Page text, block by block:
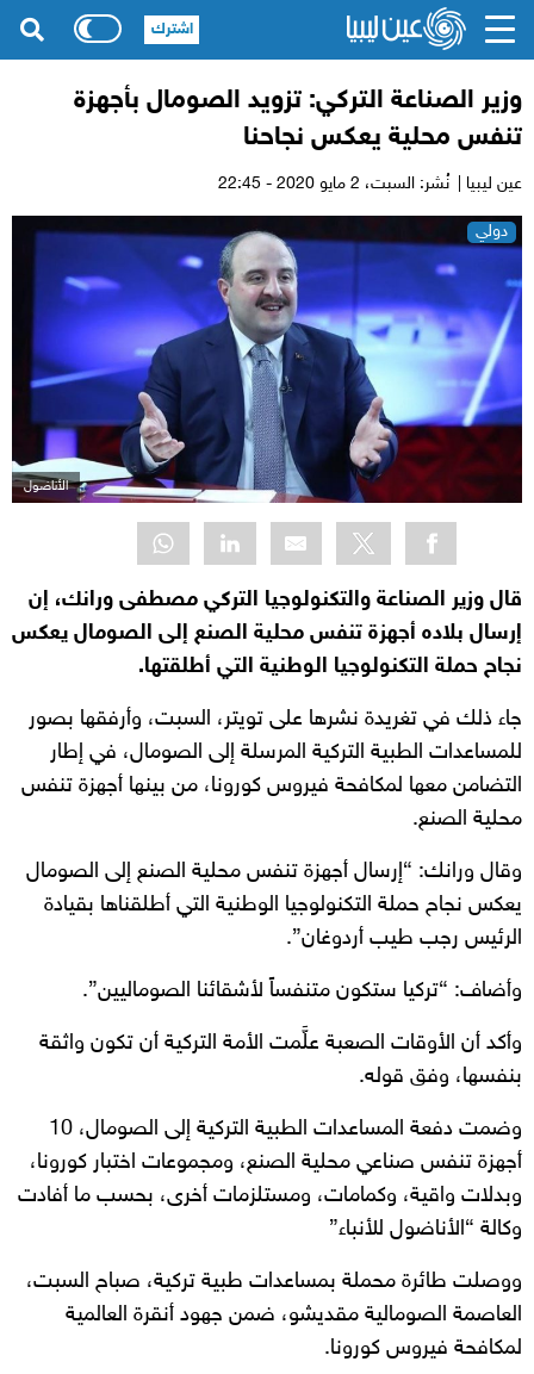
وزير الصناعة التركي: تزويد الصومال بأجهزة
تنفس محلية يعكس نجاحنا
عين ليبيا | نُشر: السبت،
دولي
الأناضول
قال وزير الصناعة والتكنولوجيا التركي مصطفى ورانك، إن
إرسال بلاده أجهزة تنفس محلية الصنع إلى الصومال يعكس
نجاح حملة التكنولوجيا الوطنية التي أطلقتها.
جاء ذلك في تغريدة نشرها على تويتر، السبت، وأرفقها بصور
للمساعدات الطبية التركية المرسلة إلى الصومال، في إطار
التضامن معها لمكافحة فيروس كورونا، من بينها أجهزة تنفس
محلية الصنع.
وقال ورانك: “إرسال أجهزة تنفس محلية الصنع إلى الصومال
يعكس نجاح حملة التكنولوجيا الوطنية التي أطلقناها بقيادة
الرئيس رجب طيب أردوغان”.
وأضاف: “تركيا ستكون متنفساً لأشقائنا الصوماليين”.
وأكد أن الأوقات الصعبة علَّمت الأمة التركية أن تكون واثقة
بنفسها، وفق قوله.
وضمت دفعة المساعدات الطبية التركية إلى الصومال، 10
أجهزة تنفس صناعي محلية الصنع، ومجموعات اختبار كورونا،
وبدلات واقية، وكمامات، ومستلزمات أخرى، بحسب ما أفادت
وكالة “الأناضول للأنباء”
ووصلت طائرة محملة بمساعدات طبية تركية، صباح السبت،
العاصمة الصومالية مقديشو، ضمن جهود أنقرة العالمية
لمكافحة فيروس كورونا.
اشترك